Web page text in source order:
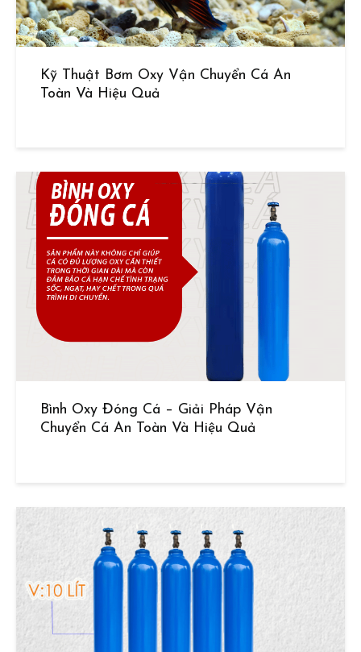
Kỹ Thuật Bơm Oxy Vận Chuyển Cá An
Toàn Và Hiệu Quả
Bình Oxy Đóng Cá – Giải Pháp Vận
Chuyển Cá An Toàn Và Hiệu Quả